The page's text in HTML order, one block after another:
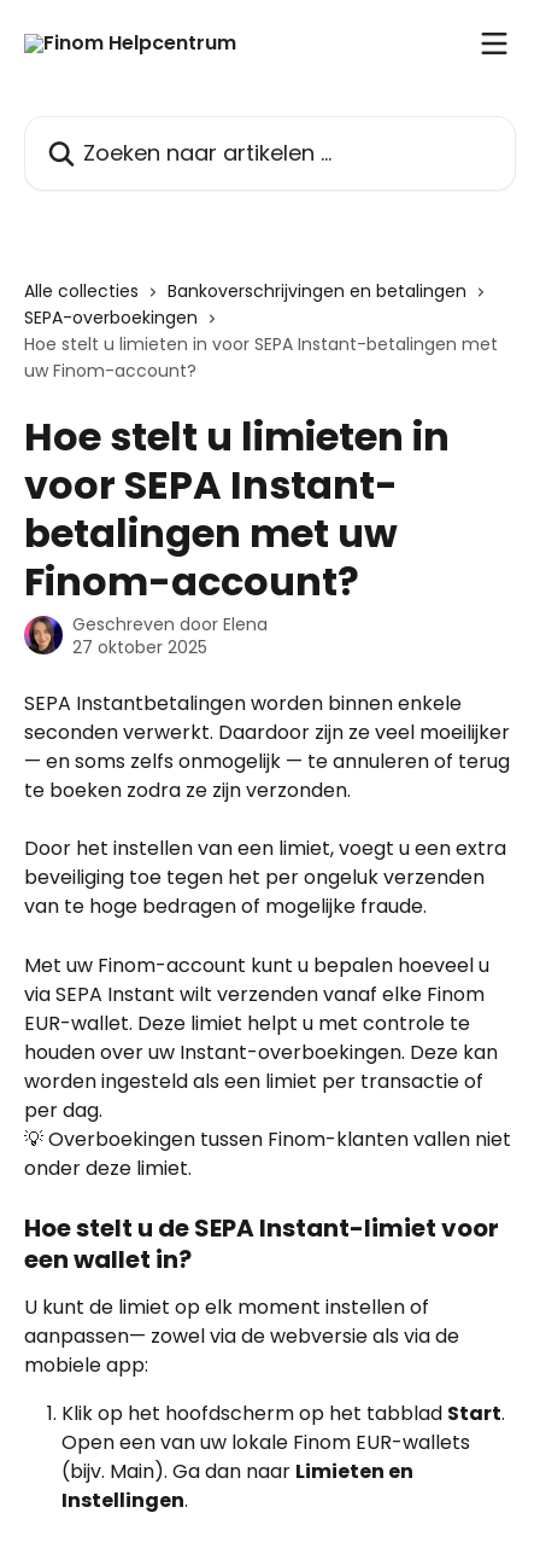
Alle collecties
Bankoverschrijvingen en betalingen
SEPA-overboekingen
Hoe stelt u limieten in voor SEPA Instant-betalingen met
uw Finom-account?
Hoe stelt u limieten in
voor SEPA Instant-
betalingen met uw
Finom-account?
Geschreven door Elena
27 oktober 2025
SEPA Instantbetalingen worden binnen enkele
seconden verwerkt. Daardoor zijn ze veel moeilijker
— en soms zelfs onmogelijk — te annuleren of terug
te boeken zodra ze zijn verzonden.
Door het instellen van een limiet, voegt u een extra
beveiliging toe tegen het per ongeluk verzenden
van te hoge bedragen of mogelijke fraude.
Met uw Finom-account kunt u bepalen hoeveel u
via SEPA Instant wilt verzenden vanaf elke Finom
EUR-wallet. Deze limiet helpt u met controle te
houden over uw Instant-overboekingen. Deze kan
worden ingesteld als een limiet per transactie of
per dag.
💡 Overboekingen tussen Finom-klanten vallen niet
onder deze limiet.
Hoe stelt u de SEPA Instant-limiet voor
een wallet in?
U kunt de limiet op elk moment instellen of
aanpassen— zowel via de webversie als via de
mobiele app:
Klik op het hoofdscherm op het tabblad Start.
Open een van uw lokale Finom EUR-wallets
(bijv. Main). Ga dan naar Limieten en
Instellingen.